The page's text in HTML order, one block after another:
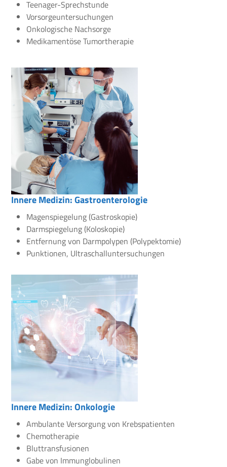
Teenager-Sprechstunde
Vorsorgeuntersuchungen
Onkologische Nachsorge
Medikamentöse Tumortherapie
Innere Medizin: Gastroenterologie
Magenspiegelung (Gastroskopie)
Darmspiegelung (Koloskopie)
Entfernung von Darmpolypen (Polypektomie)
Punktionen, Ultraschalluntersuchungen
Innere Medizin: Onkologie
Ambulante Versorgung von Krebspatienten
Chemotherapie
Bluttransfusionen
Gabe von Immunglobulinen